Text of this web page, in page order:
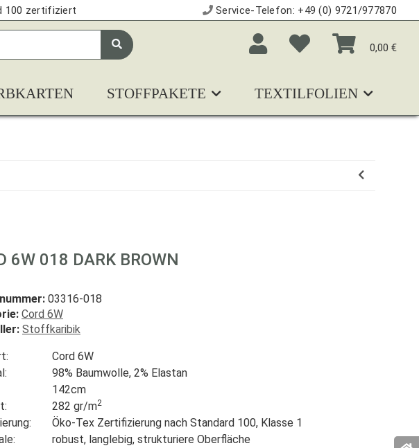
100 zertifiziert Service-Telefon: +49 (0) 9721/977870
0,00 €
STOFFPAKETE TEXTILFOLIEN
6W 018 DARK BROWN
03316-018
Cord 6W
Stoffkaribik
Cord 6W
98% Baumwolle, 2% Elastan
142cm
282 gr/m2
Öko-Tex Zertifizierung nach Standard 100, Klasse 1
robust, langlebig, strukturiere Oberfläche